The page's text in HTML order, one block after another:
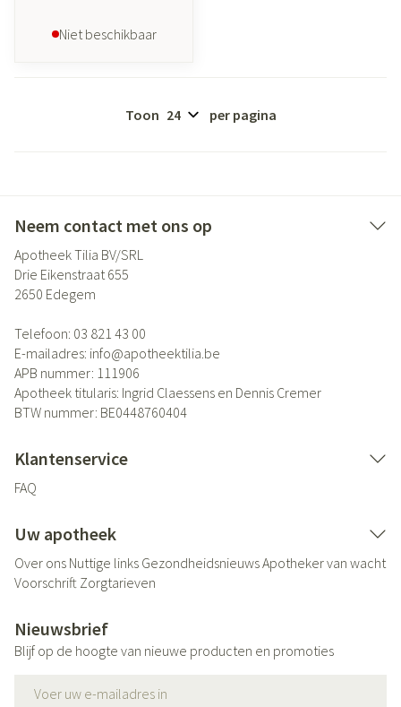
Niet beschikbaar
Toon per pagina
Neem contact met ons op
Apotheek Tilia BV/SRL
Drie Eikenstraat 655
2650 Edegem
Telefoon: 03 821 43 00
E-mailadres: info@apotheektilia.be
APB nummer: 111906
Apotheek titularis: Ingrid Claessens en Dennis Cremer
BTW nummer: BE0448760404
Klantenservice
FAQ
Uw apotheek
Over ons Nuttige links GezondheidsnieuwsApotheker van wacht
Voorschrift Zorgtarieven
Nieuwsbrief
Blijf op de hoogte van nieuwe producten en promoties